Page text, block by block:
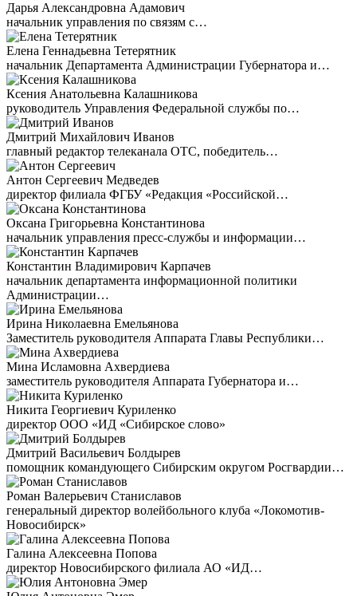
Дарья Александровна Адамович
начальник управления по связям с…
Елена Геннадьевна Тетерятник
начальник Департамента Администрации Губернатора и…
Ксения Анатольевна Калашникова
руководитель Управления Федеральной службы по…
Дмитрий Михайлович Иванов
главный редактор телеканала ОТС, победитель…
Антон Сергеевич Медведев
директор филиала ФГБУ «Редакция «Российской…
Оксана Григорьевна Константинова
начальник управления пресс-службы и информации…
Константин Владимирович Карпачев
начальник департамента информационной политики
Администрации…
Ирина Николаевна Емельянова
Заместитель руководителя Аппарата Главы Республики…
Мина Исламовна Ахвердиева
заместитель руководителя Аппарата Губернатора и…
Никита Георгиевич Куриленко
директор ООО «ИД «Сибирское слово»
Дмитрий Васильевич Болдырев
помощник командующего Сибирским округом Росгвардии…
Роман Валерьевич Станиславов
генеральный директор волейбольного клуба «Локомотив-
Новосибирск»
Галина Алексеевна Попова
директор Новосибирского филиала АО «ИД…